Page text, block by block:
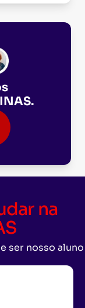
.
na
ser nosso aluno